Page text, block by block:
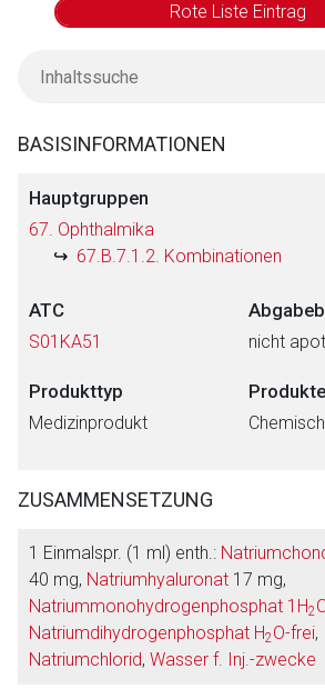
Rote Liste Eintrag
BASISINFORMATIONEN
Hauptgruppen
67. Ophthalmika
67.B.7.1.2. Kombinationen
ATC
S01KA51 nicht
Produkttyp
Medizinprodukt Chemisch
ZUSAMMENSETZUNG
1 Einmalspr. (1 ml) enth.:
40 mg, Natriumhyaluronat 17 mg,
Natriummonohydrogenphosphat 1H2
Natriumdihydrogenphosphat H2O-frei,
Natriumchlorid, Wasser f. Inj.-zwecke
Aufruf einer externen Seite
Der von Ihnen aufgerufene Link öffnet
Seite. Für die Inhalte der externen